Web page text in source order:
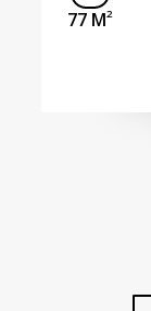
77 M2